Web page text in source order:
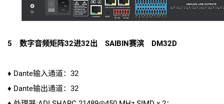
5 数字音频矩阵32进32出 SAIBIN赛滨 DM32D
♦ Dante输入通道：32
♦ Dante输出通道：32